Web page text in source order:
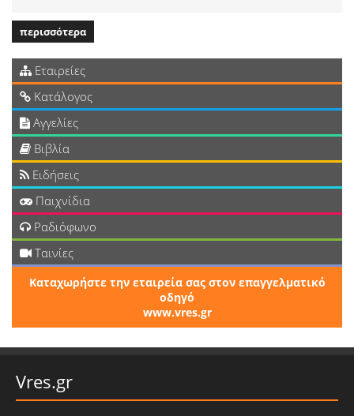
περισσότερα
Εταιρείες
Κατάλογος
Αγγελίες
Βιβλία
Ειδήσεις
Παιχνίδια
Ραδιόφωνο
Ταινίες
Καταχωρήστε την εταιρεία σας στον επαγγελματικό
οδηγό
www.vres.gr
Vres.gr